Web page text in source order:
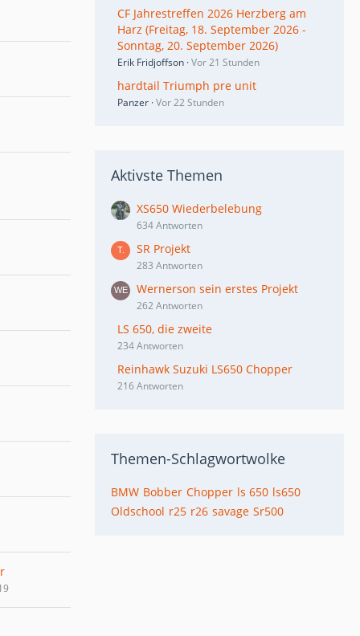
CF Jahrestreffen 2026 Herzberg am
Harz (Freitag, 18. September 2026 -
Sonntag, 20. September 2026)
Erik Fridjoffson Vor 21 Stunden
hardtail Triumph pre unit
Panzer Vor 22 Stunden
Aktivste Themen
XS650 Wiederbelebung
634 Antworten
SR Projekt
283 Antworten
Wernerson sein erstes Projekt
262 Antworten
LS 650, die zweite
234 Antworten
Reinhawk Suzuki LS650 Chopper
216 Antworten
Themen-Schlagwortwolke
BMW Bobber Chopper ls 650 ls650
Oldschool r25 r26 savage Sr500